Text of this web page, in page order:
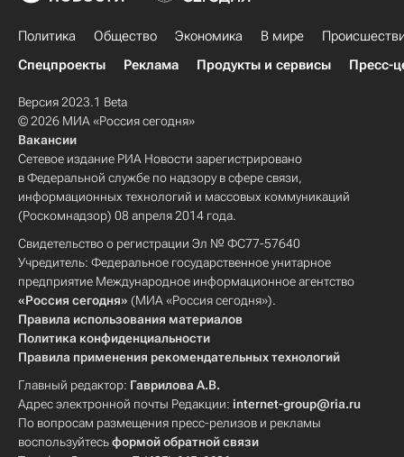
Политика Общество Экономика В мире
Спецпроекты
Реклама Продукты и сервисы Пресс-
Версия 2023.1 Beta
© 2026 МИА «Россия сегодня»
Вакансии
Сетевое издание РИА Новости зарегистрировано
в Федеральной службе по надзору в сфере связи,
информационных технологий и массовых коммуникаций
(Роскомнадзор) 08 апреля 2014 года.
Свидетельство о регистрации Эл № ФС77-57640
Учредитель: Федеральное государственное унитарное
предприятие Международное информационное агентство
«Россия сегодня» (МИА «Россия сегодня»).
Правила использования материалов
Политика конфиденциальности
Правила применения рекомендательных технологий
Главный редактор: Гаврилова А.В.
Адрес электронной почты Редакции: internet-group@ria.ru
По вопросам размещения пресс-релизов и рекламы
воспользуйтесьформой обратной связи